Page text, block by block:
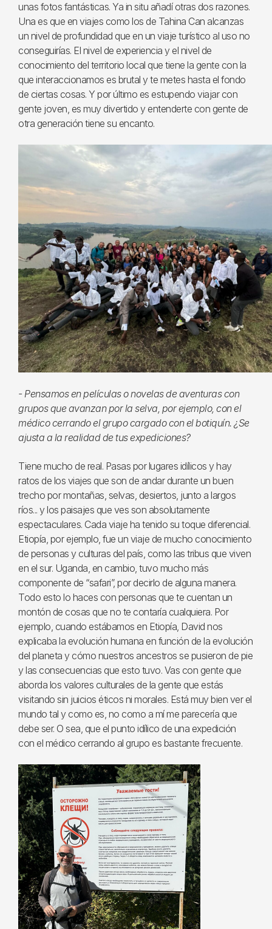
unas fotos fantásticas. Ya in situ añadí otras dos razones.
Una es que en viajes como los de Tahina Can alcanzas
un nivel de profundidad que en un viaje turístico al uso no
conseguirías. El nivel de experiencia y el nivel de
conocimiento del territorio local que tiene la gente con la
que interaccionamos es brutal y te metes hasta el fondo
de ciertas cosas. Y por último es estupendo viajar con
gente joven, es muy divertido y entenderte con gente de
otra generación tiene su encanto.
- Pensamos en películas o novelas de aventuras con
grupos que avanzan por la selva, por ejemplo, con el
médico cerrando el grupo cargado con el botiquín. ¿Se
ajusta a la realidad de tus expediciones?
Tiene mucho de real. Pasas por lugares idílicos y hay
ratos de los viajes que son de andar durante un buen
trecho por montañas, selvas, desiertos, junto a largos
ríos... y los paisajes que ves son absolutamente
espectaculares. Cada viaje ha tenido su toque diferencial.
Etiopía, por ejemplo, fue un viaje de mucho conocimiento
de personas y culturas del país, como las tribus que viven
en el sur. Uganda, en cambio, tuvo mucho más
componente de “safari”, por decirlo de alguna manera.
Todo esto lo haces con personas que te cuentan un
montón de cosas que no te contaría cualquiera. Por
ejemplo, cuando estábamos en Etiopía, David nos
explicaba la evolución humana en función de la evolución
del planeta y cómo nuestros ancestros se pusieron de pie
y las consecuencias que esto tuvo. Vas con gente que
aborda los valores culturales de la gente que estás
visitando sin juicios éticos ni morales. Está muy bien ver el
mundo tal y como es, no como a mí me parecería que
debe ser. O sea, que el punto idílico de una expedición
con el médico cerrando al grupo es bastante frecuente.